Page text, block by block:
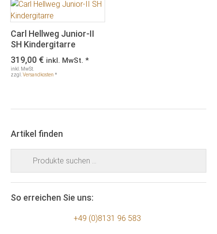
Carl Hellweg Junior-II
SH Kindergitarre
319,00 € inkl. MwSt. *
inkl. MwSt.
zzgl.Versandkosten *
Artikel finden
So erreichen Sie uns:
+49 (0)8131 96 583